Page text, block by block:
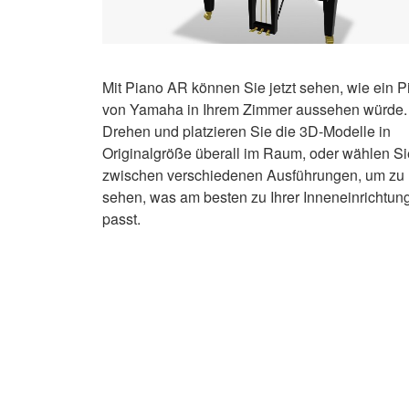
Mit Piano AR können Sie jetzt sehen, wie ein
von Yamaha in Ihrem Zimmer aussehen würde.
Drehen und platzieren Sie die 3D-Modelle in
Originalgröße überall im Raum, oder wählen
zwischen verschiedenen Ausführungen, um zu
sehen, was am besten zu Ihrer
passt.